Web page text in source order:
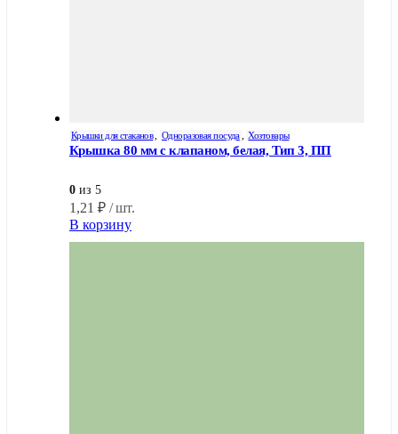
Крышки для стаканов Одноразовая посуда Хозтовары
Крышка 80 мм с клапаном, белая, Тип 3, ПП
0 из 5
1,21 ₽ / шт.
В корзину